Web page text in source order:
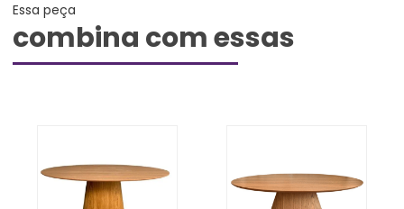
Essa peça
combina com essas